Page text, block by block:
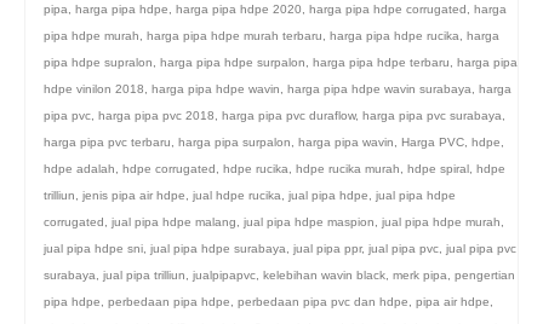
pipa
harga pipa hdpe harga pipa hdpe 2020 harga pipa hdpe corrugated
harga
pipa hdpe murah
harga pipa hdpe murah terbaru harga pipa hdpe rucika
harga
pipa hdpe supralon
harga pipa hdpe surpalon harga pipa hdpe terbaru
harga pipa
hdpe vinilon 2018
harga pipa hdpe wavin harga pipa hdpe wavin surabaya
harga
pipa pvc harga pipa pvc 2018 harga pipa pvc duraflow, harga pipa pvc surabaya
harga pipa pvc terbaru
harga pipa surpalon harga pipa wavin Harga PVC hdpe
hdpe adalah
hdpe corrugated hdpe rucika hdpe rucika murah hdpe spiral hdpe
trilliun
jenis pipa air hdpe jual hdpe rucika jual pipa hdpe
jual pipa hdpe
corrugated
jual pipa hdpe malang jual pipa hdpe maspion jual pipa hdpe murah
jual pipa hdpe sni jual pipa hdpe surabaya jual pipa ppr, jual pipa pvc jual pipa pvc
surabaya
jual pipa trilliun jualpipapvc kelebihan wavin black merk pipa
pengertian
pipa hdpe
perbedaan pipa hdpe perbedaan pipa pvc dan hdpe pipa air hdpe